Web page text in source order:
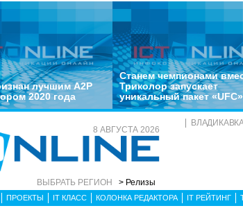
лучшим A2P
2020 года
Станем чемпионами
Триколор запускает
уникальный пакет «UFC»
8 АВГУСТА 2026
ВЫБРАТЬ РЕГИОН > Релизы
ПРОЕКТЫ IT КЛАСС КОЛОНКА РЕДАКТОРА IT РЕЙТИНГ